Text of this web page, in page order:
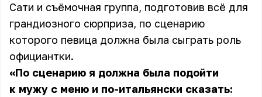
Сати и съёмочная группа, подготовив всё для
грандиозного сюрприза, по сценарию
которого певица должна была сыграть роль
официантки.
«По сценарию я должна была подойти
к мужу с меню и по-итальянски сказать: